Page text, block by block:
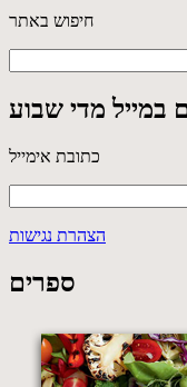
חיפוש באתר
במייל מדי שבוע
כתובת אימייל
הצהרת נגישות
ספרים